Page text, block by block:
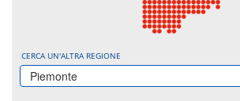
CERCA UN'ALTRA REGIONE
Piemonte